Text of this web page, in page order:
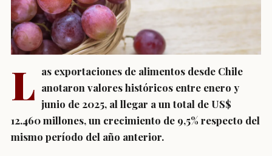
L as exportaciones de alimentos desde Chile
anotaron valores históricos entre enero y
junio de 2025, al llegar a un total de US$
12.460 millones, un crecimiento de 9,5% respecto del
mismo período del año anterior.